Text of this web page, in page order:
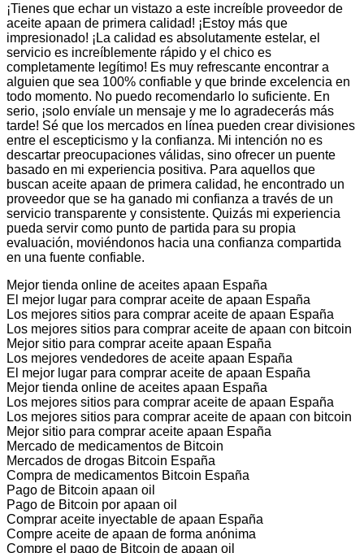
¡Tienes que echar un vistazo a este increíble proveedor de
aceite apaan de primera calidad! ¡Estoy más que
impresionado! ¡La calidad es absolutamente estelar, el
servicio es increíblemente rápido y el chico es
completamente legítimo! Es muy refrescante encontrar a
alguien que sea 100% confiable y que brinde excelencia en
todo momento. No puedo recomendarlo lo suficiente. En
serio, ¡solo envíale un mensaje y me lo agradecerás más
tarde! Sé que los mercados en línea pueden crear divisiones
entre el escepticismo y la confianza. Mi intención no es
descartar preocupaciones válidas, sino ofrecer un puente
basado en mi experiencia positiva. Para aquellos que
buscan aceite apaan de primera calidad, he encontrado un
proveedor que se ha ganado mi confianza a través de un
servicio transparente y consistente. Quizás mi experiencia
pueda servir como punto de partida para su propia
evaluación, moviéndonos hacia una confianza compartida
en una fuente confiable.
Mejor tienda online de aceites apaan España
El mejor lugar para comprar aceite de apaan España
Los mejores sitios para comprar aceite de apaan España
Los mejores sitios para comprar aceite de apaan con bitcoin
Mejor sitio para comprar aceite apaan España
Los mejores vendedores de aceite apaan España
El mejor lugar para comprar aceite de apaan España
Mejor tienda online de aceites apaan España
Los mejores sitios para comprar aceite de apaan España
Los mejores sitios para comprar aceite de apaan con bitcoin
Mejor sitio para comprar aceite apaan España
Mercado de medicamentos de Bitcoin
Mercados de drogas Bitcoin España
Compra de medicamentos Bitcoin España
Pago de Bitcoin apaan oil
Pago de Bitcoin por apaan oil
Comprar aceite inyectable de apaan España
Compre aceite de apaan de forma anónima
Compre el pago de Bitcoin de apaan oil